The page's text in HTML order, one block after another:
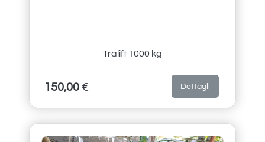
Tralift 1000 kg
150,00 € Dettagli